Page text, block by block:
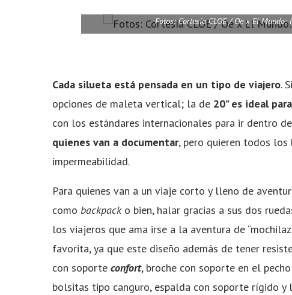
Fotos: Cortesía CLOE / Oe x El
Cada silueta está pensada en un tipo de viajero.
opciones de maleta vertical; la de 20” es ideal
con los estándares internacionales para ir dentro
quienes van a documentar, pero quieren todos
impermeabilidad.
Para quienes van a un viaje corto y lleno de
como backpacko bien, halar gracias a sus dos
los viajeros que ama irse a la aventura de
favorita, ya que este diseño además de tener
con soporte confort, broche con soporte en el
bolsitas tipo canguro, espalda con soporte rígido y